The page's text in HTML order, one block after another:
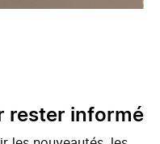
rester informé